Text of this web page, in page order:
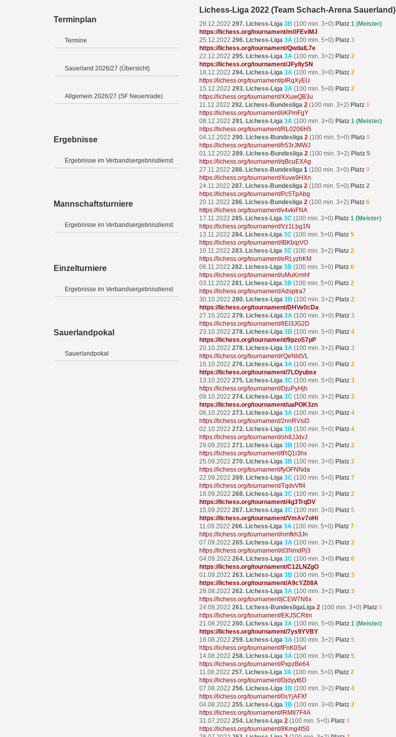
Terminplan
Termine
Sauerland 2026/27 (Übersicht)
Allgemein 2026/27 (SF Neuenrade)
Ergebnisse
Ergebnisse im Verbandsergebnisdienst
Mannschaftsturniere
Ergebnisse im Verbandsergebnisdienst
Einzelturniere
Ergebnisse im Verbandsergebnisdienst
Sauerlandpokal
Sauerlandpokal
Lichess-Liga 2022 (Team Schach-Arena Sauerland)
29.12.2022 297. Lichess-Liga 3B (100 min. 3+0) Platz 1 (Meister)
https://lichess.org/tournament/m0FEviMJ
25.12.2022 296. Lichess-Liga 3A (100 min. 5+0) Platz 3
https://lichess.org/tournament/QwdalL7e
22.12.2022 295. Lichess-Liga 3A (100 min. 3+2) Platz 2
https://lichess.org/tournament/JFylIySN
18.12.2022 294. Lichess-Liga 3A (100 min. 3+0) Platz 2
https://lichess.org/tournament/pIRqXyEU
15.12.2022 293. Lichess-Liga 3A (100 min. 5+0) Platz 2
https://lichess.org/tournament/XXuwQB3u
11.12.2022 292. Lichess-Bundesliga 2 (100 min. 3+2) Platz 8
https://lichess.org/tournament/iiKPmFgY
08.12.2022 291. Lichess-Liga 3A (100 min. 3+0) Platz 1 (Meister)
https://lichess.org/tournament/RL0206H5
04.12.2022 290. Lichess-Bundesliga 2 (100 min. 5+0) Platz 8
https://lichess.org/tournament/h53rJMWJ
01.12.2022 289. Lichess-Bundesliga 2 (100 min. 3+2) Platz 5
https://lichess.org/tournament/qBcuEXAg
27.11.2022 288. Lichess-Bundesliga 1 (100 min. 3+0) Platz 9
https://lichess.org/tournament/Xuve9HXn
24.11.2022 287. Lichess-Bundesliga 2 (100 min. 5+0) Platz 2
https://lichess.org/tournament/Pc5TpAbg
20.11.2022 286. Lichess-Bundesliga 2 (100 min. 3+2) Platz 6
https://lichess.org/tournament/v4vkiFNA
17.11.2022 285. Lichess-Liga 3C (100 min. 3+0) Platz 1 (Meister)
https://lichess.org/tournament/Vz1Lbg1N
13.11.2022 284. Lichess-Liga 3C (100 min. 5+0) Platz 5
https://lichess.org/tournament/IBKbipVO
10.11.2022 283. Lichess-Liga 3C (100 min. 3+2) Platz 2
https://lichess.org/tournament/eRLyzhKM
06.11.2022 282. Lichess-Liga 3B (100 min. 3+0) Platz 6
https://lichess.org/tournament/uMuKrmhf
03.11.2022 281. Lichess-Liga 3B (100 min. 5+0) Platz 2
https://lichess.org/tournament/Adsptra7
30.10.2022 280. Lichess-Liga 3B (100 min. 3+2) Platz 2
https://lichess.org/tournament/DHVe0cDa
27.10.2022 279. Lichess-Liga 3A (100 min. 3+0) Platz 3
https://lichess.org/tournament/8El3JG2D
23.10.2022 278. Lichess-Liga 3B (100 min. 5+0) Platz 4
https://lichess.org/tournament/9pzoS7pP
20.10.2022 278. Lichess-Liga 3A (100 min. 3+2) Platz 3
https://lichess.org/tournament/rQeNldVL
16.10.2022 276. Lichess-Liga 3A (100 min. 3+0) Platz 2
https://lichess.org/tournament/7LOyubsx
13.10.2022 275. Lichess-Liga 3C (100 min. 5+0) Platz 3
https://lichess.org/tournament/DjuPyHjh
09.10.2022 274. Lichess-Liga 3C (100 min. 3+2) Platz 2
https://lichess.org/tournament/uaPOK3zn
06.10.2022 273. Lichess-Liga 3A (100 min. 3+0) Platz 4
https://lichess.org/tournament/2nnRVsiD
02.10.2022 272. Lichess-Liga 3B (100 min. 5+0) Platz 4
https://lichess.org/tournament/oh8JJdvJ
29.09.2022 271. Lichess-Liga 3B (100 min. 3+2) Platz 2
https://lichess.org/tournament/tRQ1i3hx
25.09.2022 270. Lichess-Liga 3B (100 min. 3+0) Platz 2
https://lichess.org/tournament/fyOFNNda
22.09.2022 269. Lichess-Liga 3C (100 min. 5+0) Platz 7
https://lichess.org/tournament/TqdvVft4
18.09.2022 268. Lichess-Liga 3C (100 min. 3+2) Platz 2
https://lichess.org/tournament/4g3TrqDV
15.09.2022 267. Lichess-Liga 3C (100 min. 3+0) Platz 5
https://lichess.org/tournament/VmAv7oHi
11.09.2022 266. Lichess-Liga 3A (100 min. 5+0) Platz 7
https://lichess.org/tournament/nmfkh3Jn
07.09.2022 265. Lichess-Liga 3A (100 min. 3+2) Platz 2
https://lichess.org/tournament/d3NmdPj3
04.09.2022 264. Lichess-Liga 3C (100 min. 3+0) Platz 6
https://lichess.org/tournament/C12LNZgO
01.09.2022 263. Lichess-Liga 3B (100 min. 5+0) Platz 3
https://lichess.org/tournament/A9cYZ08A
28.08.2022 262. Lichess-Liga 3A (100 min. 3+2) Platz 3
https://lichess.org/tournament/jCEW7N6x
24.08.2022 261. Lichess-BundesligaLiga 2 (100 min. 3+0) Platz 8
https://lichess.org/tournament/EKJSCRtm
21.08.2022 260. Lichess-Liga 3A (100 min. 5+0) Platz 1 (Meister)
https://lichess.org/tournament/7ys9YVBY
18.08.2022 259. Lichess-Liga 3A (100 min. 3+2) Platz 5
https://lichess.org/tournament/tFnK0SvI
14.08.2022 258. Lichess-Liga 3A (100 min. 3+0) Platz 5
https://lichess.org/tournament/PxpzBe64
11.08.2022 257. Lichess-Liga 3A (100 min. 5+0) Platz 2
https://lichess.org/tournament/Djdyyt6D
07.08.2022 256. Lichess-Liga 3B (100 min. 3+2) Platz 4
https://lichess.org/tournament/0sYjAFXf
04.08.2022 255. Lichess-Liga 3B (100 min. 3+0) Platz 2
https://lichess.org/tournament/lRM87F4A
31.07.2022 254. Lichess-Liga 2 (100 min. 5+0) Platz 9
https://lichess.org/tournament/8Kmg4t50